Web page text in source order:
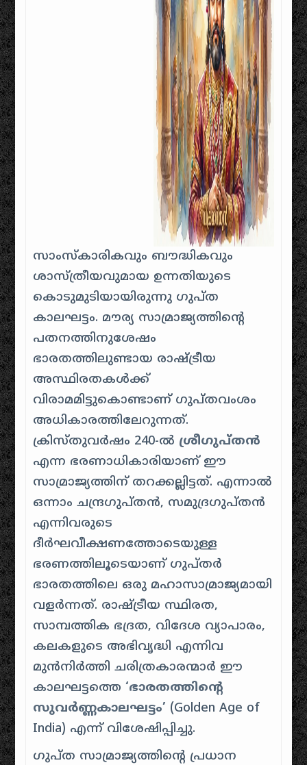
സാംസ്കാരികവും ബൗദ്ധികവും
ശാസ്ത്രീയവുമായ ഉന്നതിയുടെ
കൊടുമുടിയായിരുന്നു ഗുപ്ത
കാലഘട്ടം. മൗര്യ സാമ്രാജ്യത്തിന്റെ
പതനത്തിനുശേഷം
ഭാരതത്തിലുണ്ടായ രാഷ്ട്രീയ
അസ്ഥിരതകൾക്ക്
വിരാമമിട്ടുകൊണ്ടാണ് ഗുപ്തവംശം
അധികാരത്തിലേറുന്നത്.
ക്രിസ്തുവർഷം 240-ൽ ശ്രീഗുപ്തൻ
എന്ന ഭരണാധികാരിയാണ് ഈ
സാമ്രാജ്യത്തിന് തറക്കല്ലിട്ടത്. എന്നാൽ
ഒന്നാം ചന്ദ്രഗുപ്തൻ, സമുദ്രഗുപ്തൻ
എന്നിവരുടെ
ദീർഘവീക്ഷണത്തോടെയുള്ള
ഭരണത്തിലൂടെയാണ് ഗുപ്തർ
ഭാരതത്തിലെ ഒരു മഹാസാമ്രാജ്യമായി
വളർന്നത്. രാഷ്ട്രീയ സ്ഥിരത,
സാമ്പത്തിക ഭദ്രത, വിദേശ വ്യാപാരം,
കലകളുടെ അഭിവൃദ്ധി എന്നിവ
മുൻനിർത്തി ചരിത്രകാരന്മാർ ഈ
കാലഘട്ടത്തെ‘ഭാരതത്തിന്റെ
സുവർണ്ണകാലഘട്ടം’ (Golden Age of
India) എന്ന് വിശേഷിപ്പിച്ചു.
ഗുപ്ത സാമ്രാജ്യത്തിന്റെ പ്രധാന